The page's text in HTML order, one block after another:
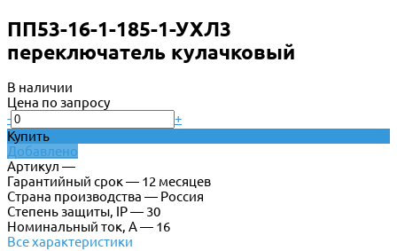
ПП53-16-1-185-1-УХЛ3
переключатель кулачковый
В наличии
Цена по запросу
-
+
Купить
Добавлено
Артикул —
Гарантийный срок — 12 месяцев
Страна производства — Россия
Степень защиты, IP — 30
Номинальный ток, А — 16
Все характеристики